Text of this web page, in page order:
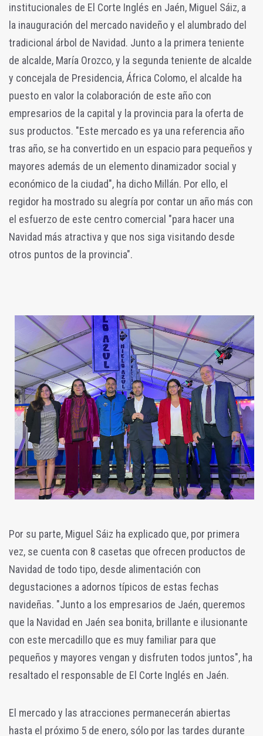
institucionales de El Corte Inglés en Jaén, Miguel Sáiz, a
la inauguración del mercado navideño y el alumbrado del
tradicional árbol de Navidad. Junto a la primera teniente
de alcalde, María Orozco, y la segunda teniente de alcalde
y concejala de Presidencia, África Colomo, el alcalde ha
puesto en valor la colaboración de este año con
empresarios de la capital y la provincia para la oferta de
sus productos. "Este mercado es ya una referencia año
tras año, se ha convertido en un espacio para pequeños y
mayores además de un elemento dinamizador social y
económico de la ciudad", ha dicho Millán. Por ello, el
regidor ha mostrado su alegría por contar un año más con
el esfuerzo de este centro comercial "para hacer una
Navidad más atractiva y que nos siga visitando desde
otros puntos de la provincia".
Por su parte, Miguel Sáiz ha explicado que, por primera
vez, se cuenta con 8 casetas que ofrecen productos de
Navidad de todo tipo, desde alimentación con
degustaciones a adornos típicos de estas fechas
navideñas. "Junto a los empresarios de Jaén, queremos
que la Navidad en Jaén sea bonita, brillante e ilusionante
con este mercadillo que es muy familiar para que
pequeños y mayores vengan y disfruten todos juntos", ha
resaltado el responsable de El Corte Inglés en Jaén.
El mercado y las atracciones permanecerán abiertas
hasta el próximo 5 de enero, sólo por las tardes durante